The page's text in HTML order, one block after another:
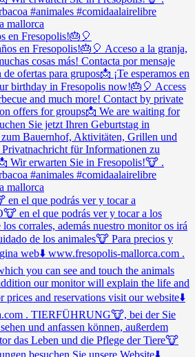
en Fresopolis!🎂🎈
el que podrás ver y tocar a